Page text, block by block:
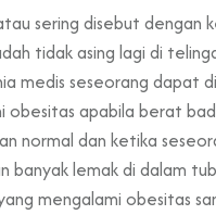
sering disebut dengan
tidak asing lagi di
medis seseorang dapat
obesitas apabila berat
normal dan ketika
banyak lemak di dalam
mengalami obesitas